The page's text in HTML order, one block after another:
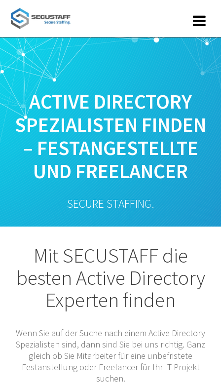
ACTIVE DIRECTORY
SPEZIALISTEN FINDEN
– FESTANGESTELLTE
UND FREELANCER
SECURE STAFFING.
Mit SECUSTAFF die
besten Active Directory
Experten finden
Wenn Sie auf der Suche nach einem Active Directory
Spezialisten sind, dann sind Sie bei uns richtig. Ganz
gleich ob Sie Mitarbeiter für eine unbefristete
Festanstellung oder Freelancer für Ihr IT Projekt
suchen.